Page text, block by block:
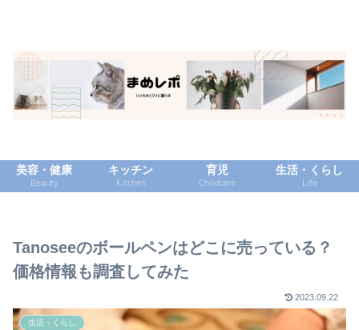
美容・健康
Beauty
キッチン
Kitchen
育児
Childcare
生活・くらし
Life
Tanoseeのボールペンはどこに売っている？
価格情報も調査してみた
2023.09.22
生活・くらし